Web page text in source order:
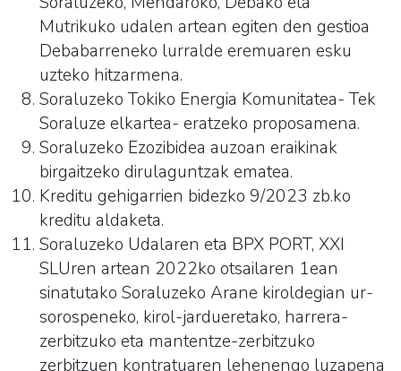
Mutrikuko udalen artean egiten den gestioa
Debabarreneko lurralde eremuaren esku
uzteko hitzarmena.
Soraluzeko Tokiko Energia Komunitatea- Tek
Soraluze elkartea- eratzeko proposamena.
Soraluzeko Ezozibidea auzoan eraikinak
birgaitzeko dirulaguntzak ematea.
Kreditu gehigarrien bidezko 9/2023 zb.ko
kreditu aldaketa.
Soraluzeko Udalaren eta BPX PORT, XXI
SLUren artean 2022ko otsailaren 1ean
sinatutako Soraluzeko Arane kiroldegian ur-
sorospeneko, kirol-jardueretako, harrera-
zerbitzuko eta mantentze-zerbitzuko
zerbitzuen kontratuaren lehenengo luzapena